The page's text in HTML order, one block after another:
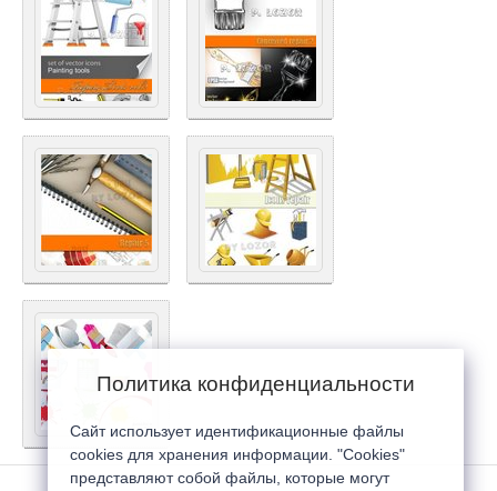
Политика конфиденциальности
Сайт использует идентификационные файлы
cookies для хранения информации. "Cookies"
представляют собой файлы, которые могут